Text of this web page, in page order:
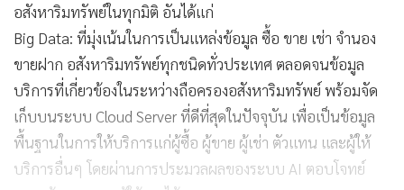
อสังหาริมทรัพย์ในทุกมิติ อันได้แก่
Big Data: ที่มุ่งเน้นในการเป็นแหล่งข้อมูล ซื้อ ขาย เช่า จำนอง
ขายฝาก อสังหาริมทรัพย์ทุกชนิดทั่วประเทศ ตลอดจนข้อมูล
บริการที่เกี่ยวข้องในระหว่างถือครองอสังหาริมทรัพย์ พร้อมจัด
เก็บบนระบบ Cloud Server ที่ดีที่สุดในปัจจุบัน เพื่อเป็นข้อมูล
พื้นฐานในการให้บริการแก่ผู้ซื้อ ผู้ขาย ผู้เช่า ตัวแทน และผู้ให้
บริการอื่นๆ โดยผ่านการประมวลผลของระบบ AI ตอบโจทย์